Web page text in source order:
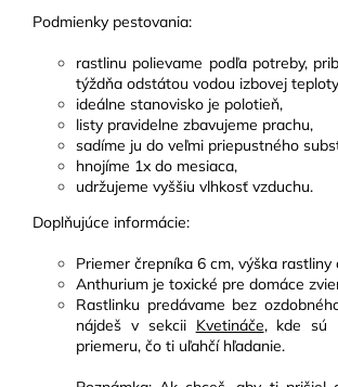
Podmienky pestovania:
rastlinu polievame podľa potreby,
týždňa odstátou vodou izbovej
ideálne stanovisko je polotieň,
listy pravidelne zbavujeme prachu,
sadíme ju do veľmi priepustného
hnojíme 1x do mesiaca,
udržujeme vyššiu vlhkosť vzduchu.
Doplňujúce informácie:
Priemer črepníka 6 cm, výška rastliny
Anthurium je toxické pre domáce
Rastlinku predávame bez
nájdeš v sekcii Kvetináče, kde sú
priemeru, čo ti uľahčí hľadanie.